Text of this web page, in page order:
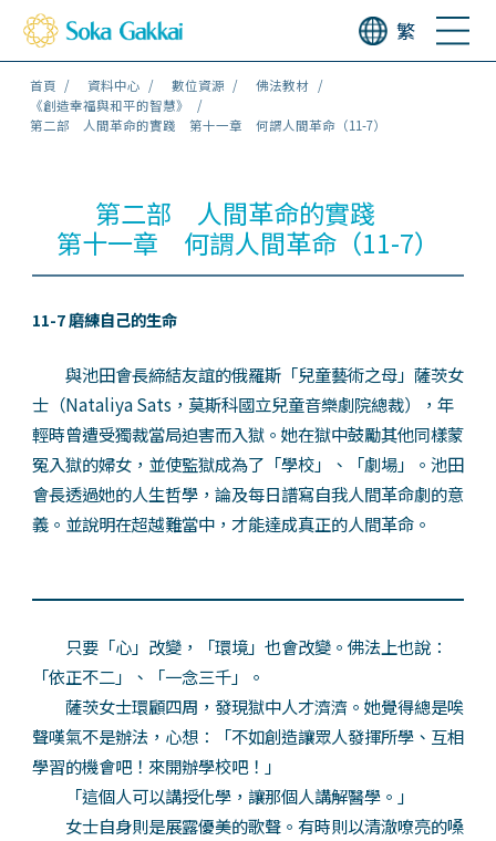
繁
首頁 資料中心 數位資源
佛法教材
《創造幸福與和平的智慧》
第二部 人間革命的實踐 第十一章 何謂人間革命（11-7）
第二部 人間革命的實踐
第十一章 何謂人間革命（11-7）
11-7 磨練自己的生命
與池田會長締結友誼的俄羅斯「兒童藝術之母」薩茨女
士（Nataliya Sats，莫斯科國立兒童音樂劇院總裁），年
輕時曾遭受獨裁當局迫害而入獄。她在獄中鼓勵其他同樣蒙
冤入獄的婦女，並使監獄成為了「學校」、「劇場」。池田
會長透過她的人生哲學，論及每日譜寫自我人間革命劇的意
義。並說明在超越難當中，才能達成真正的人間革命。
只要「心」改變，「環境」也會改變。佛法上也說：
「依正不二」、「一念三千」。
薩茨女士環顧四周，發現獄中人才濟濟。她覺得總是唉
聲嘆氣不是辦法，心想：「不如創造讓眾人發揮所學、互相
學習的機會吧！來開辦學校吧！」
「這個人可以講授化學，讓那個人講解醫學。」
女士自身則是展露優美的歌聲。有時則以清澈嘹亮的嗓